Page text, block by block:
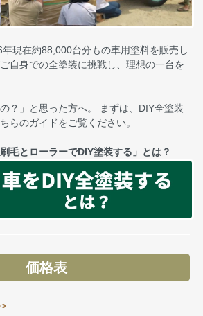
現在約88,000台分もの車用塗料を販売し
自身での全塗装に挑戦し、理想の一台を
？」と思った方へ。 まずは、DIY全塗装
らのガイドをご覧ください。
毛とローラーでDIY塗装する」とは？
価格表